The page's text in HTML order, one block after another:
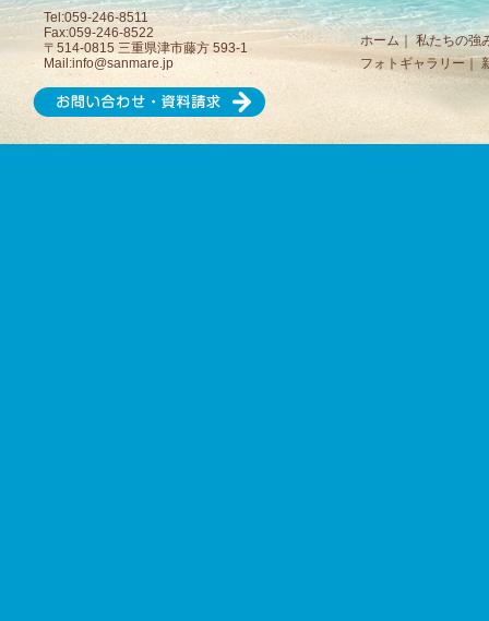
Tel:059-246-8511
Fax:059-246-8522
〒514-0815 三重県津市藤方 593-1
Mail:info@sanmare.jp
ホーム
私たちの強
フォトギャラリー｜